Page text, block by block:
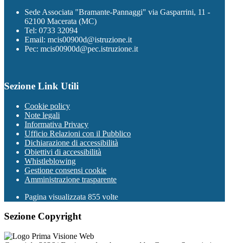
Sede Associata "Bramante-Pannaggi" via Gasparrini, 11 -
62100 Macerata (MC)
Tel: 0733 32094
Email: mcis00900d@istruzione.it
Pec: mcis00900d@pec.istruzione.it
Sezione Link Utili
Cookie policy
Note legali
Informativa Privacy
Ufficio Relazioni con il Pubblico
Dichiarazione di accessibilità
Obiettivi di accessibilità
Whistleblowing
Gestione consensi cookie
Amministrazione trasparente
Pagina visualizzata 855 volte
Sezione Copyright